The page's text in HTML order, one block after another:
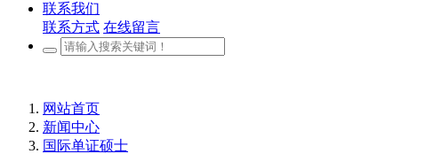
联系我们
联系方式 在线留言
网站首页
新闻中心
国际单证硕士